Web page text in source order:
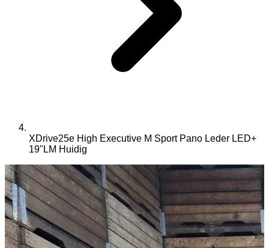
XDrive25e High Executive M Sport Pano Leder LED+
19"LM Huidig